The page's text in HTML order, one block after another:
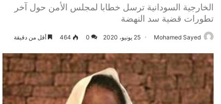
الخارجية السودانية ترسل خطابا لمجلس الأمن حول آخر
تطورات قضية سد النهضة
Mohamed Sayed 25 يونيو، 2020 0
464 أقل من دقيقة